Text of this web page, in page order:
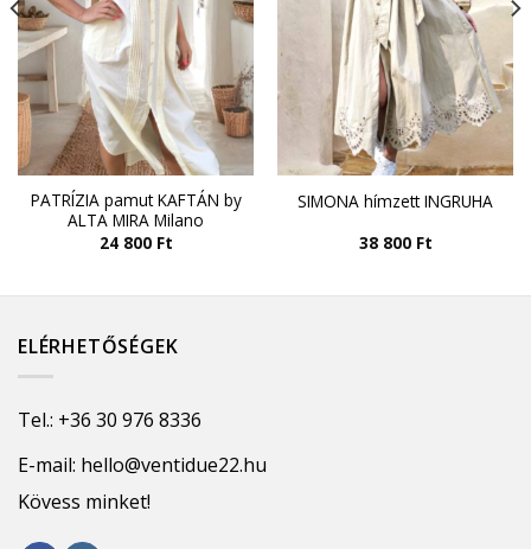
PATRÍZIA pamut KAFTÁN by
ALTA MIRA Milano
24 800 Ft
SIMONA hímzett INGRUHA
38 800 Ft
ELÉRHETŐSÉGEK
Tel.: +36 30 976 8336
E-mail: hello@ventidue22.hu
Kövess minket!